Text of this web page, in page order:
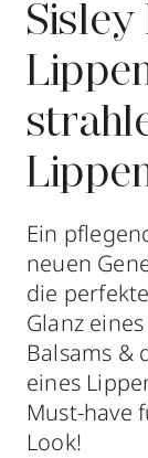
Sisley
Ein
neuen
die
Glanz
Balsams &
eines
Must-have
Look!